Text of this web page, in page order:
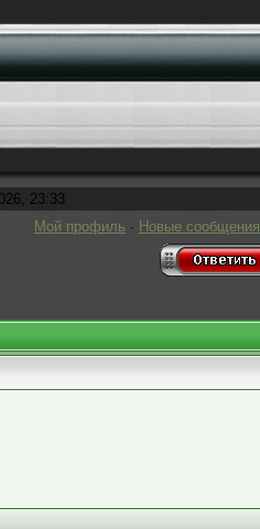
23:33
Мой профиль · Новые сообщения